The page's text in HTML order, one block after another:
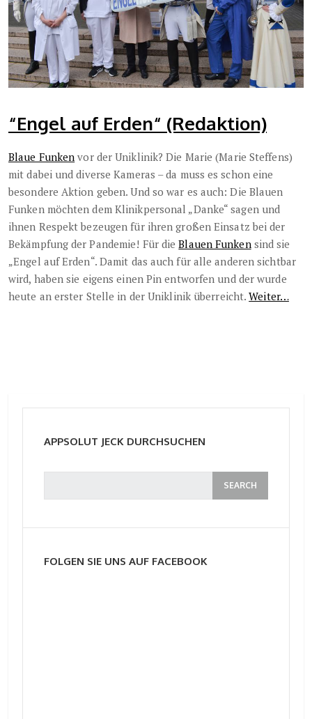
“Engel auf Erden“ (Redaktion)
Blaue Funken vor der Uniklinik? Die Marie (Marie Steffens)
mit dabei und diverse Kameras – da muss es schon eine
besondere Aktion geben. Und so war es auch: Die Blauen
Funken möchten dem Klinikpersonal „Danke“ sagen und
ihnen Respekt bezeugen für ihren großen Einsatz bei der
Bekämpfung der Pandemie! Für dieBlauen Funkensind sie
„Engel auf Erden“. Damit das auch für alle anderen sichtbar
wird, haben sie eigens einen Pin entworfen und der wurde
heute an erster Stelle in der Uniklinik überreicht.Weiter…
APPSOLUT JECK DURCHSUCHEN
FOLGEN SIE UNS AUF FACEBOOK